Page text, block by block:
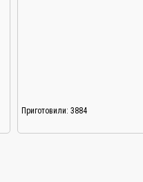
Приготовили: 3884